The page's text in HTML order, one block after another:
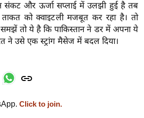
संकट और ऊर्जा सप्लाई में उलझी हुई है तब
ताकत को क्वाइटली मजबूत कर रहा है। तो
तो ये है कि पाकिस्तान ने डर में अपना ये
ने उसे एक स्ट्रांग मैसेज में बदल दिया।
Click to join.